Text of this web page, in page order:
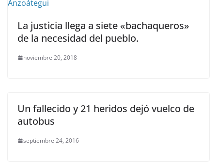
La justicia llega a siete «bachaqueros»
de la necesidad del pueblo.
noviembre 20, 2018
Un fallecido y 21 heridos dejó vuelco de
autobus
septiembre 24, 2016